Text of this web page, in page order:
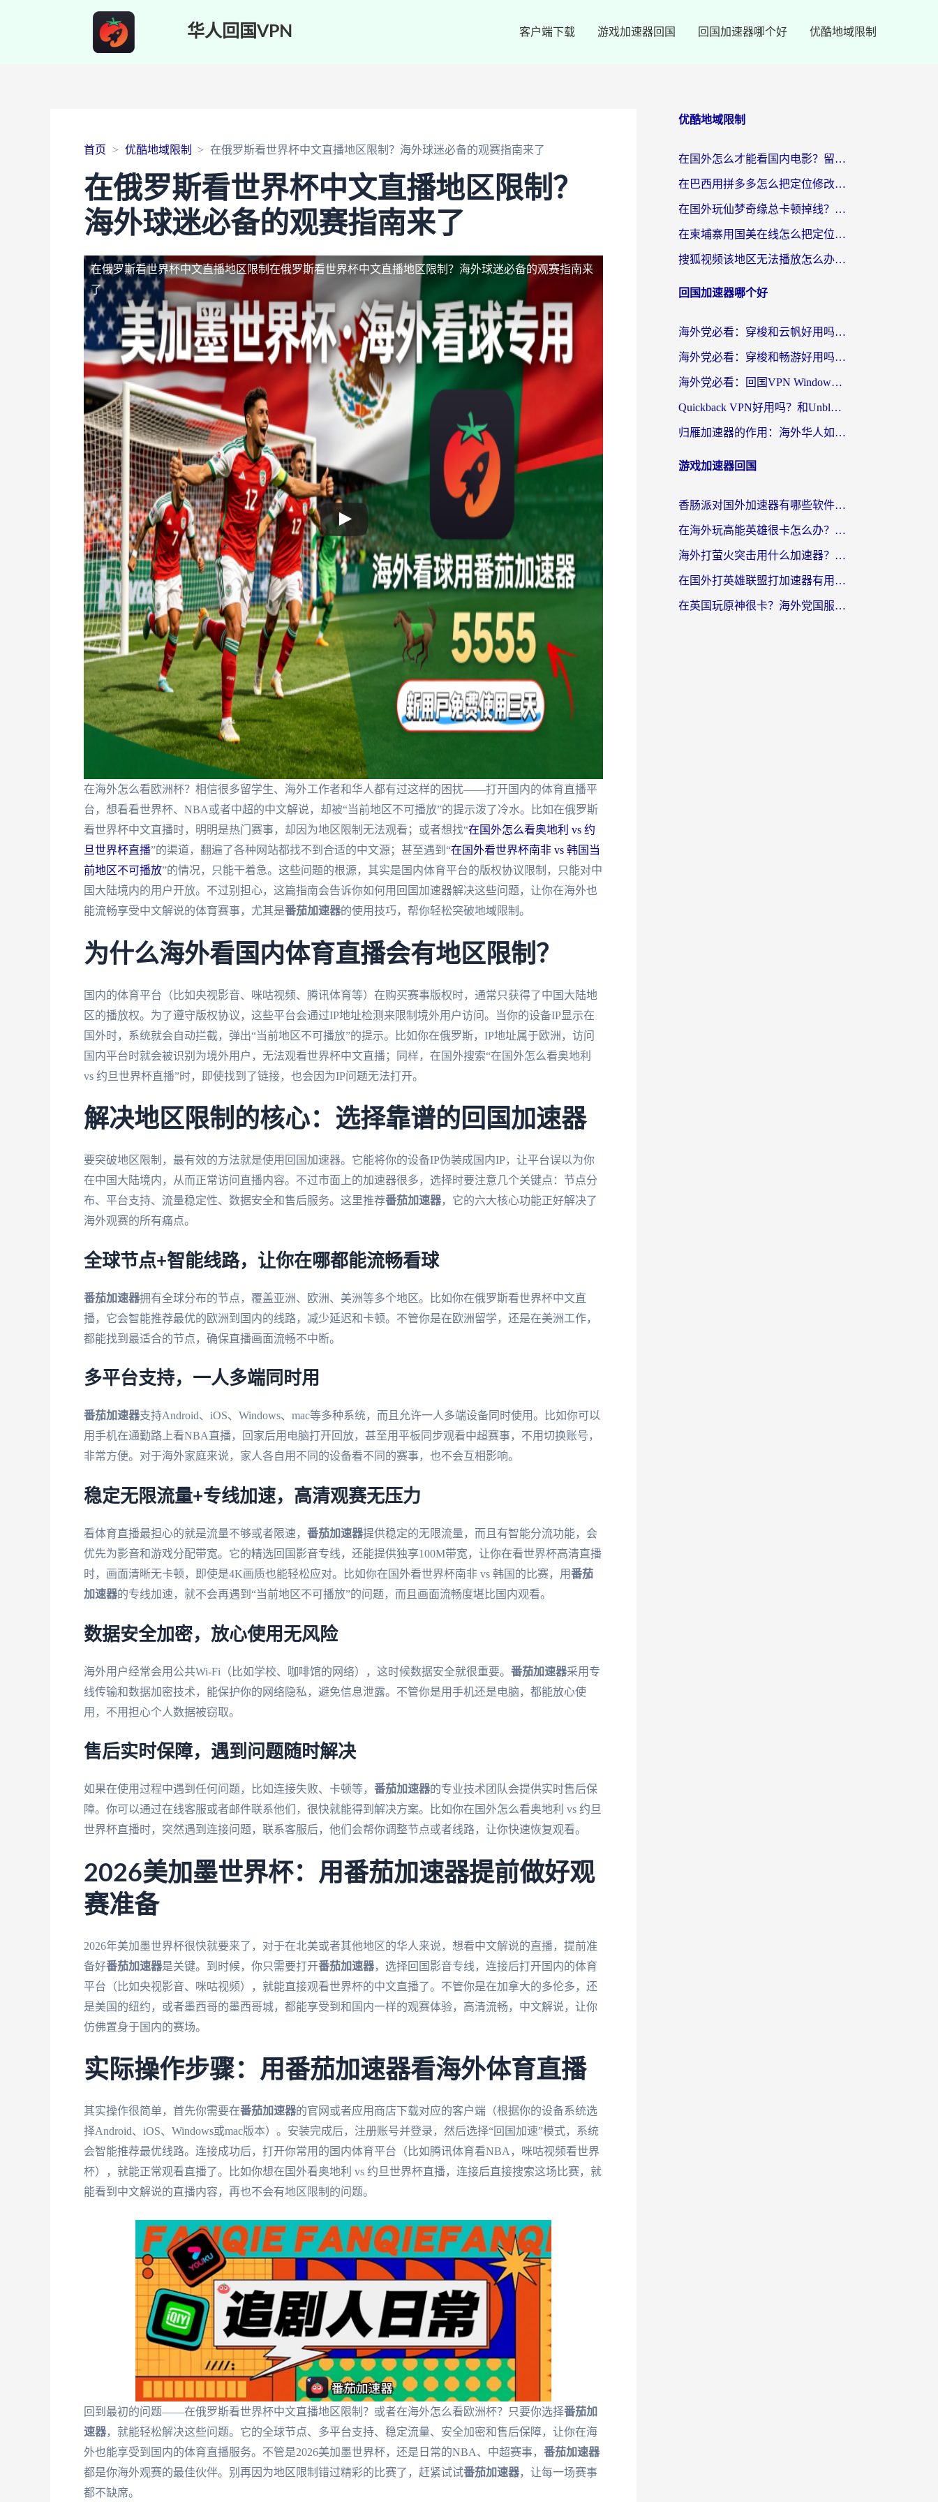
华人回国VPN 客户端下载 游戏加速器回国 回国加速器哪个好 优酷地域限制
首页 优酷地域限制 在俄罗斯看世界杯中文直播地区限制？海外球迷必备的观赛指南来了
在俄罗斯看世界杯中文直播地区限制？
海外球迷必备的观赛指南来了
在俄罗斯看世界杯中文直播地区限制 在俄罗斯看世界杯中文直播地区限制？海外球迷必备的观赛指南来
了
在海外怎么看欧洲杯？相信很多留学生、海外工作者和华人都有过这样的困扰——打开国内的体育直播平
台，想看看世界杯、NBA或者中超的中文解说，却被“当前地区不可播放”的提示泼了冷水。比如在俄罗斯
看世界杯中文直播时，明明是热门赛事，却因为地区限制无法观看；或者想找“在国外怎么看奥地利 vs 约
旦世界杯直播”的渠道，翻遍了各种网站都找不到合适的中文源；甚至遇到“在国外看世界杯南非 vs 韩国当
前地区不可播放”的情况，只能干着急。这些问题的根源，其实是国内体育平台的版权协议限制，只能对中
国大陆境内的用户开放。不过别担心，这篇指南会告诉你如何用回国加速器解决这些问题，让你在海外也
能流畅享受中文解说的体育赛事，尤其是番茄加速器的使用技巧，帮你轻松突破地域限制。
为什么海外看国内体育直播会有地区限制？
国内的体育平台（比如央视影音、咪咕视频、腾讯体育等）在购买赛事版权时，通常只获得了中国大陆地
区的播放权。为了遵守版权协议，这些平台会通过IP地址检测来限制境外用户访问。当你的设备IP显示在
国外时，系统就会自动拦截，弹出“当前地区不可播放”的提示。比如你在俄罗斯，IP地址属于欧洲，访问
国内平台时就会被识别为境外用户，无法观看世界杯中文直播；同样，在国外搜索“在国外怎么看奥地利
vs 约旦世界杯直播”时，即使找到了链接，也会因为IP问题无法打开。
解决地区限制的核心：选择靠谱的回国加速器
要突破地区限制，最有效的方法就是使用回国加速器。它能将你的设备IP伪装成国内IP，让平台误以为你
在中国大陆境内，从而正常访问直播内容。不过市面上的加速器很多，选择时要注意几个关键点：节点分
布、平台支持、流量稳定性、数据安全和售后服务。这里推荐番茄加速器，它的六大核心功能正好解决了
海外观赛的所有痛点。
全球节点+智能线路，让你在哪都能流畅看球
番茄加速器拥有全球分布的节点，覆盖亚洲、欧洲、美洲等多个地区。比如你在俄罗斯看世界杯中文直
播，它会智能推荐最优的欧洲到国内的线路，减少延迟和卡顿。不管你是在欧洲留学，还是在美洲工作，
都能找到最适合的节点，确保直播画面流畅不中断。
多平台支持，一人多端同时用
番茄加速器支持Android、iOS、Windows、mac等多种系统，而且允许一人多端设备同时使用。比如你可以
用手机在通勤路上看NBA直播，回家后用电脑打开回放，甚至用平板同步观看中超赛事，不用切换账号，
非常方便。对于海外家庭来说，家人各自用不同的设备看不同的赛事，也不会互相影响。
稳定无限流量+专线加速，高清观赛无压力
看体育直播最担心的就是流量不够或者限速， 番茄加速器提供稳定的无限流量，而且有智能分流功能，会
优先为影音和游戏分配带宽。它的精选回国影音专线，还能提供独享100M带宽，让你在看世界杯高清直播
时，画面清晰无卡顿，即使是4K画质也能轻松应对。比如你在国外看世界杯南非 vs 韩国的比赛，用番茄
加速器的专线加速，就不会再遇到“当前地区不可播放”的问题，而且画面流畅度堪比国内观看。
数据安全加密，放心使用无风险
海外用户经常会用公共Wi-Fi（比如学校、咖啡馆的网络），这时候数据安全就很重要。 番茄加速器采用专
线传输和数据加密技术，能保护你的网络隐私，避免信息泄露。不管你是用手机还是电脑，都能放心使
用，不用担心个人数据被窃取。
售后实时保障，遇到问题随时解决
如果在使用过程中遇到任何问题，比如连接失败、卡顿等， 番茄加速器的专业技术团队会提供实时售后保
障。你可以通过在线客服或者邮件联系他们，很快就能得到解决方案。比如你在国外怎么看奥地利 vs 约旦
世界杯直播时，突然遇到连接问题，联系客服后，他们会帮你调整节点或者线路，让你快速恢复观看。
2026美加墨世界杯：用番茄加速器提前做好观
赛准备
2026年美加墨世界杯很快就要来了，对于在北美或者其他地区的华人来说，想看中文解说的直播，提前准
备好番茄加速器是关键。到时候，你只需要打开番茄加速器，选择回国影音专线，连接后打开国内的体育
平台（比如央视影音、咪咕视频），就能直接观看世界杯的中文直播了。不管你是在加拿大的多伦多，还
是美国的纽约，或者墨西哥的墨西哥城，都能享受到和国内一样的观赛体验，高清流畅，中文解说，让你
仿佛置身于国内的赛场。
实际操作步骤：用番茄加速器看海外体育直播
其实操作很简单，首先你需要在番茄加速器的官网或者应用商店下载对应的客户端（根据你的设备系统选
择Android、iOS、Windows或mac版本）。安装完成后，注册账号并登录，然后选择“回国加速”模式，系统
会智能推荐最优线路。连接成功后，打开你常用的国内体育平台（比如腾讯体育看NBA，咪咕视频看世界
杯），就能正常观看直播了。比如你想在国外看奥地利 vs 约旦世界杯直播，连接后直接搜索这场比赛，就
能看到中文解说的直播内容，再也不会有地区限制的问题。
回到最初的问题——在俄罗斯看世界杯中文直播地区限制？或者在海外怎么看欧洲杯？只要你选择番茄加
速器，就能轻松解决这些问题。它的全球节点、多平台支持、稳定流量、安全加密和售后保障，让你在海
外也能享受到国内的体育直播服务。不管是2026美加墨世界杯，还是日常的NBA、中超赛事， 番茄加速器
都是你海外观赛的最佳伙伴。别再因为地区限制错过精彩的比赛了，赶紧试试番茄加速器，让每一场赛事
都不缺席。
优酷地域限制
在国外怎么才能看国内电影？留学生亲测有效的地域限制突破指南
在巴西用拼多多怎么把定位修改到中国国内？3步解决海外党痛点，附芒果TV伊对可用攻略
在国外玩仙梦奇缘总卡顿掉线？教你突破限制+搞定追剧查诉讼的实用攻略
在柬埔寨用国美在线怎么把定位修改到中国国内？3个海外生活痛点一次解决
搜狐视频该地区无法播放怎么办？海外党亲测有效的回国加速指南
回国加速器哪个好
海外党必看：穿梭和云帆好用吗？3招教你选对回国加速器（附PTT翻墙+QuickbackFly2CN对比）
海外党必看：穿梭和畅游好用吗？3步选对回国加速器，无缝刷国内剧玩国服
海外党必看：回国VPN Windows版怎么选？3步找到最适合你的无缝访问方案
Quickback VPN好用吗？和Unblock YoukuVPN对比哪个回国效果更好？海外党无缝访问国内资源的实用指南
归雁加速器的作用：海外华人如何突破地域限制，无缝拥抱国内资源？
游戏加速器回国
香肠派对国外加速器有哪些软件？海外玩家国服畅玩终极指南（附实测推荐）
在海外玩高能英雄很卡怎么办？2026终极指南帮你告别延迟卡顿
海外打萤火突击用什么加速器？2026实测靠谱方案+多游戏适配指南
在国外打英雄联盟打加速器有用吗知乎？海外玩家亲测：选对工具比什么都重要
在英国玩原神很卡？海外党国服游戏加速终极指南（附实测有效方案）